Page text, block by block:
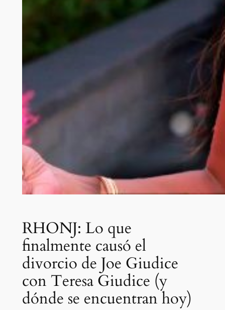
RHONJ: Lo que
finalmente causó el
divorcio de Joe Giudice
con Teresa Giudice (y
dónde se encuentran hoy)